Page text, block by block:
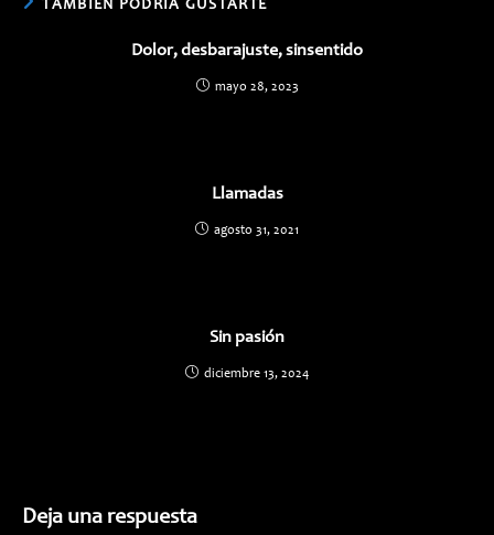
TAMBIÉN PODRÍA GUSTARTE
Dolor, desbarajuste, sinsentido
mayo 28, 2023
Llamadas
agosto 31, 2021
Sin pasión
diciembre 13, 2024
Deja una respuesta